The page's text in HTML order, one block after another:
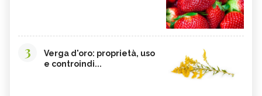
3
Verga d'oro: proprietà, uso
e controindi...